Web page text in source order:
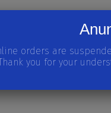
EROAREA ȘI FACTORUL
orders are
you for your